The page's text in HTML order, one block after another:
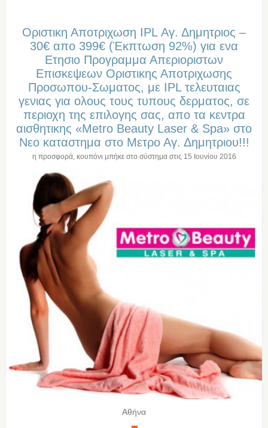
Οριστικη Αποτριχωση IPL Αγ. Δημητριος –
30€ απο 399€ (Έκπτωση 92%) για ενα
Ετησιο Προγραμμα Απεριοριστων
Επισκεψεων Οριστικης Αποτριχωσης
Προσωπου-Σωματος, με IPL τελευταιας
γενιας για ολους τους τυπους δερματος, σε
περιοχη της επιλογης σας, απο τα κεντρα
αισθητικης «Metro Beauty Laser & Spa» στο
Νεο καταστημα στο Μετρο Αγ. Δημητριου!!!
η προσφορά, κουπόνι μπήκε στο σύστημα στις 15 Ιουνίου 2016
Αθήνα